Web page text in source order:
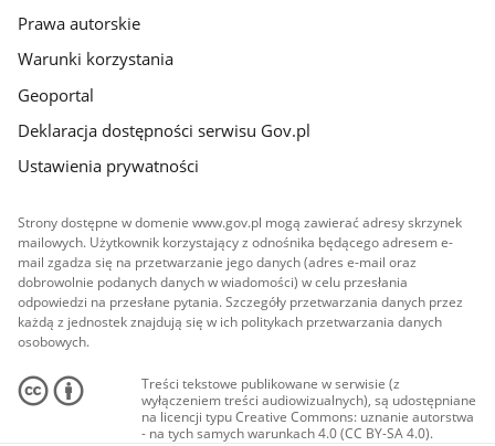
Prawa autorskie
Warunki korzystania
Geoportal
Deklaracja dostępności serwisu Gov.pl
Ustawienia prywatności
Strony dostępne w domenie www.gov.pl mogą zawierać adresy skrzynek
mailowych. Użytkownik korzystający z odnośnika będącego adresem e-
mail zgadza się na przetwarzanie jego danych (adres e-mail oraz
dobrowolnie podanych danych w wiadomości) w celu przesłania
odpowiedzi na przesłane pytania. Szczegóły przetwarzania danych przez
każdą z jednostek znajdują się w ich politykach przetwarzania danych
osobowych.
Treści tekstowe publikowane w serwisie (z
wyłączeniem treści audiowizualnych), są udostępniane
na licencji typu Creative Commons: uznanie autorstwa
- na tych samych warunkach 4.0 (CC BY-SA 4.0).